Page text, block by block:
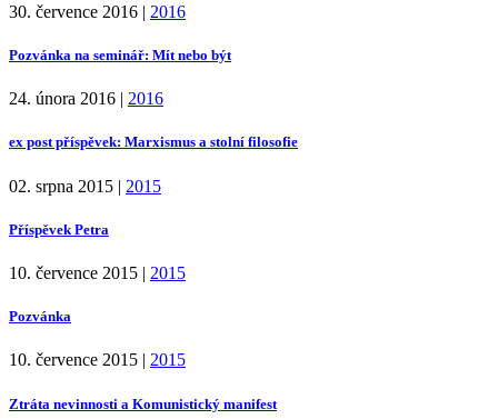
30. července 2016 | 2016
Pozvánka na seminář: Mít nebo být
24. února 2016 | 2016
ex post příspěvek: Marxismus a stolní filosofie
02. srpna 2015 | 2015
Příspěvek Petra
10. července 2015 | 2015
Pozvánka
10. července 2015 | 2015
Ztráta nevinnosti a Komunistický manifest